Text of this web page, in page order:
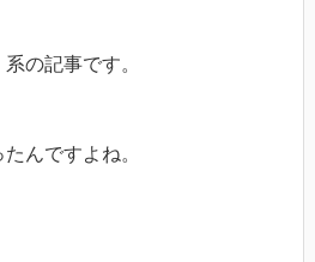
の記事です。
んですよね。